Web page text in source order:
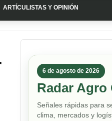
ARTÍCULISTAS Y OPINIÓN
6 de agosto de 2026
Radar Agro
Señales rápidas para
clima, mercados y